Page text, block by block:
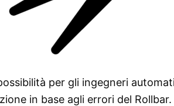
per gli ingegneri
in base agli errori del